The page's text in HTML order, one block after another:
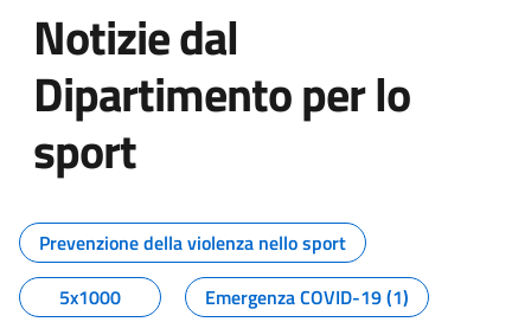
Notizie dal
Dipartimento per lo
sport
Tutti i contenuti della pagina
Prevenzione della violenza nello sport
5x1000
Emergenza COVID-19 (1)